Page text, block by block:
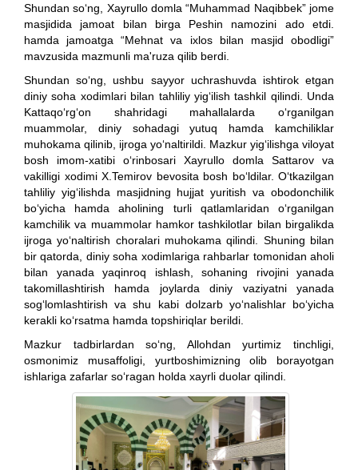
Shundan so‘ng, Xayrullo domla “Muhammad Naqibbek” jome
masjidida jamoat bilan birga Peshin namozini ado etdi.
hamda jamoatga “Mehnat va ixlos bilan masjid obodligi”
mavzusida mazmunli ma'ruza qilib berdi.
Shundan so‘ng, ushbu sayyor uchrashuvda ishtirok etgan
diniy soha xodimlari bilan tahliliy yig‘ilish tashkil qilindi. Unda
Kattaqo‘rg‘on shahridagi mahallalarda o‘rganilgan
muammolar, diniy sohadagi yutuq hamda kamchiliklar
muhokama qilinib, ijroga yo‘naltirildi. Mazkur yig‘ilishga viloyat
bosh imom-xatibi o‘rinbosari Xayrullo domla Sattarov va
vakilligi xodimi X.Temirov bevosita bosh bo‘ldilar. O‘tkazilgan
tahliliy yig‘ilishda masjidning hujjat yuritish va obodonchilik
bo‘yicha hamda aholining turli qatlamlaridan o‘rganilgan
kamchilik va muammolar hamkor tashkilotlar bilan birgalikda
ijroga yo‘naltirish choralari muhokama qilindi. Shuning bilan
bir qatorda, diniy soha xodimlariga rahbarlar tomonidan aholi
bilan yanada yaqinroq ishlash, sohaning rivojini yanada
takomillashtirish hamda joylarda diniy vaziyatni yanada
sog‘lomlashtirish va shu kabi dolzarb yo‘nalishlar bo‘yicha
kerakli ko‘rsatma hamda topshiriqlar berildi.
Mazkur tadbirlardan so‘ng, Allohdan yurtimiz tinchligi,
osmonimiz musaffoligi, yurtboshimizning olib borayotgan
ishlariga zafarlar so‘ragan holda xayrli duolar qilindi.